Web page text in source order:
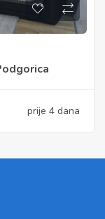
prije 4 dana